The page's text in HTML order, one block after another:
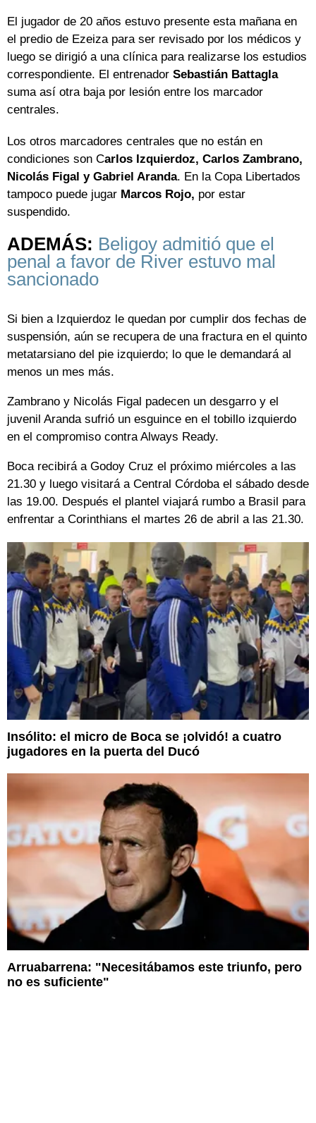
El jugador de 20 años estuvo presente esta mañana en
el predio de Ezeiza para ser revisado por los médicos y
luego se dirigió a una clínica para realizarse los estudios
correspondiente. El entrenador Sebastián Battagla
suma así otra baja por lesión entre los marcador
centrales.
Los otros marcadores centrales que no están en
condiciones son Carlos Izquierdoz, Carlos Zambrano,
Nicolás Figal y Gabriel Aranda. En la Copa Libertados
tampoco puede jugar Marcos Rojo, por estar
suspendido.
ADEMÁS: Beligoy admitió que el
penal a favor de River estuvo mal
sancionado
Si bien a Izquierdoz le quedan por cumplir dos fechas de
suspensión, aún se recupera de una fractura en el quinto
metatarsiano del pie izquierdo; lo que le demandará al
menos un mes más.
Zambrano y Nicolás Figal padecen un desgarro y el
juvenil Aranda sufrió un esguince en el tobillo izquierdo
en el compromiso contra Always Ready.
Boca recibirá a Godoy Cruz el próximo miércoles a las
21.30 y luego visitará a Central Córdoba el sábado desde
las 19.00. Después el plantel viajará rumbo a Brasil para
enfrentar a Corinthians el martes 26 de abril a las 21.30.
Insólito: el micro de Boca se ¡olvidó! a cuatro
jugadores en la puerta del Ducó
Arruabarrena: "Necesitábamos este triunfo, pero
no es suficiente"